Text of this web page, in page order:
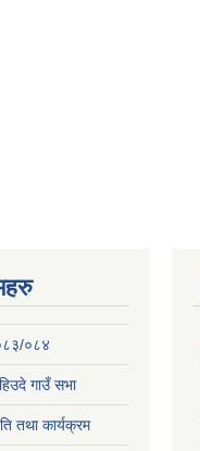
०८४
गाउँ सभा
तथा कार्यक्रम